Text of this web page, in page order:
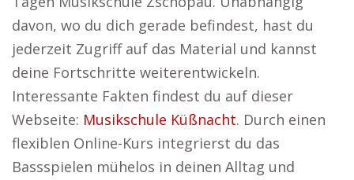
davon, wo du dich gerade befindest, hast du
jederzeit Zugriff auf das Material und kannst
deine Fortschritte weiterentwickeln.
Interessante Fakten findest du auf dieser
Webseite: Musikschule Küßnacht. Durch einen
flexiblen Online-Kurs integrierst du das
Bassspielen mühelos in deinen Alltag und